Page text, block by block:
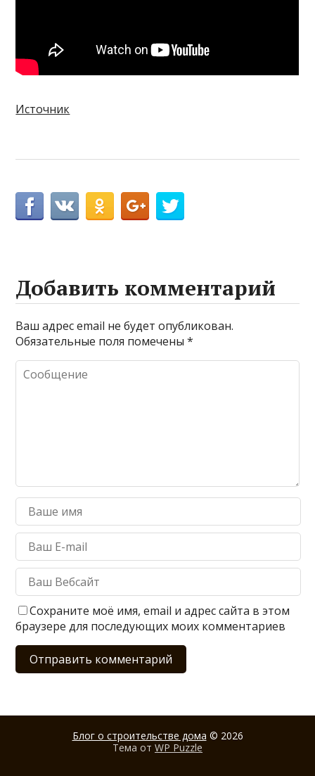
Источник
Добавить комментарий
Ваш адрес email не будет опубликован.
Обязательные поля помечены*
Сохраните моё имя, email и адрес сайта в этом
браузере для последующих моих комментариев
Блог о строительстве дома © 2026
Тема от WP Puzzle